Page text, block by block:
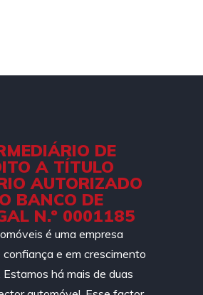
DE
A TÍTULO
AUTORIZADO
BANCO DE
N.º 0001185
é uma empresa
e em crescimento
há mais de duas